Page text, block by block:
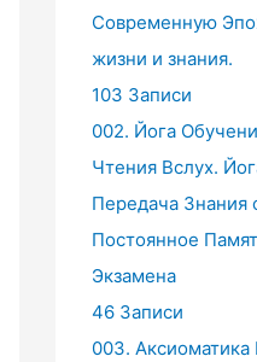
Современную
жизни и знания.
103 Записи
002. Йога
Чтения Вслух.
Передача Знания
Постоянное
Экзамена
46 Записи
003. Аксиоматика